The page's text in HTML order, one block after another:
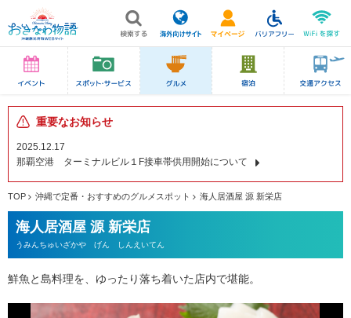
重要なお知らせ
2025.12.17
那覇空港 ターミナルビル１F接車帯供用開始について
TOP 沖縄で定番・おすすめのグルメスポット 海人居酒屋 源 新栄店
海人居酒屋 源 新栄店
うみんちゅいざかや げん しんえいてん
鮮魚と島料理を、ゆったり落ち着いた店内で堪能。